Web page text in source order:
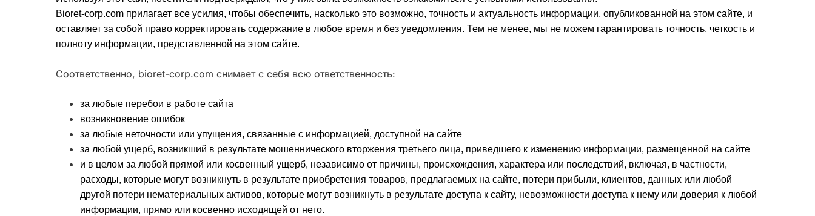
Bioret-corp.com прилагает все усилия, чтобы обеспечить, насколько это возможно, точность и актуальность информации, опубликованной на этом сайте, и
оставляет за собой право корректировать содержание в любое время и без уведомления. Тем не менее, мы не можем гарантировать точность, четкость и
полноту информации, представленной на этом сайте.
Соответственно, bioret-corp.com снимает с себя всю ответственность:
за любые перебои в работе сайта
возникновение ошибок
за любые неточности или упущения, связанные с информацией, доступной на сайте
за любой ущерб, возникший в результате мошеннического вторжения третьего лица, приведшего к изменению информации, размещенной на сайте
и в целом за любой прямой или косвенный ущерб, независимо от причины, происхождения, характера или последствий, включая, в частности,
расходы, которые могут возникнуть в результате приобретения товаров, предлагаемых на сайте, потери прибыли, клиентов, данных или любой
другой потери нематериальных активов, которые могут возникнуть в результате доступа к сайту, невозможности доступа к нему или доверия к любой
информации, прямо или косвенно исходящей от него.